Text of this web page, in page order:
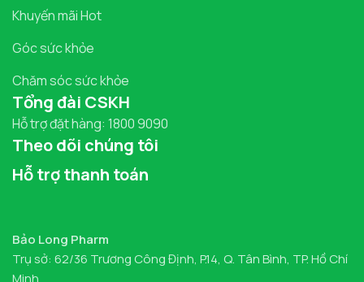
Khuyến mãi Hot
Góc sức khỏe
Chăm sóc sức khỏe
Tổng đài CSKH
Hỗ trợ đặt hàng: 1800 9090
Theo dõi chúng tôi
Hỗ trợ thanh toán
Bảo Long Pharm
Trụ sở: 62/36 Trương Công Định, P.14, Q. Tân Bình, TP. Hồ Chí
Minh